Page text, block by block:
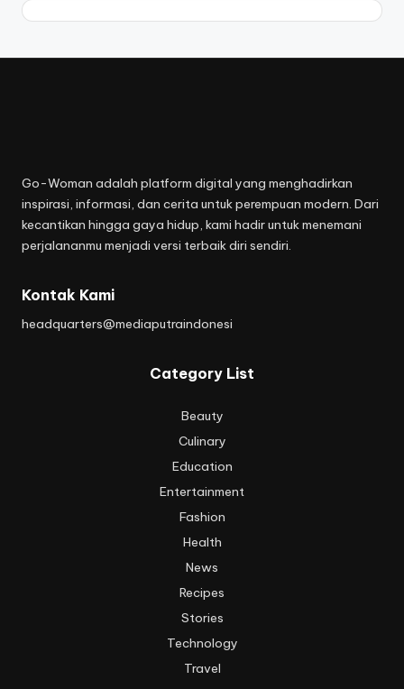
Go-Woman adalah platform digital yang menghadirkan
inspirasi, informasi, dan cerita untuk perempuan modern. Dari
kecantikan hingga gaya hidup, kami hadir untuk menemani
perjalananmu menjadi versi terbaik diri sendiri.
Kontak Kami
headquarters@mediaputraindonesi
Category List
Beauty
Culinary
Education
Entertainment
Fashion
Health
News
Recipes
Stories
Technology
Travel